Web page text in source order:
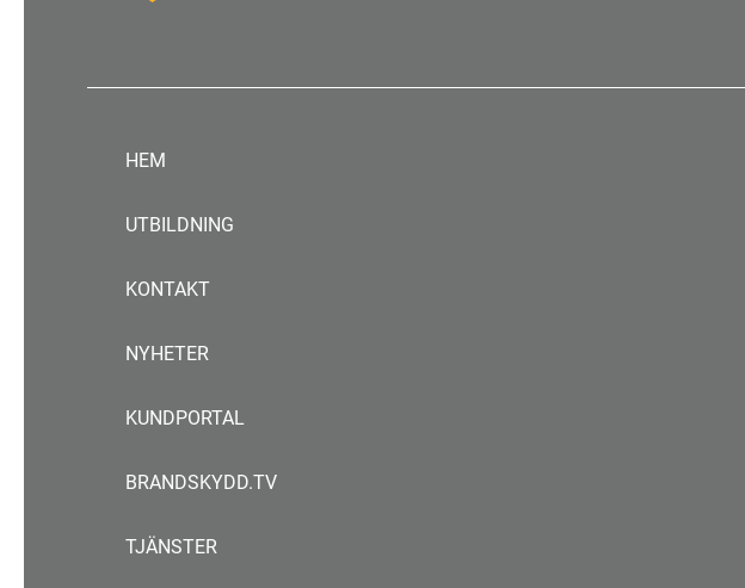
HEM
UTBILDNING
KONTAKT
NYHETER
KUNDPORTAL
BRANDSKYDD.TV
TJÄNSTER